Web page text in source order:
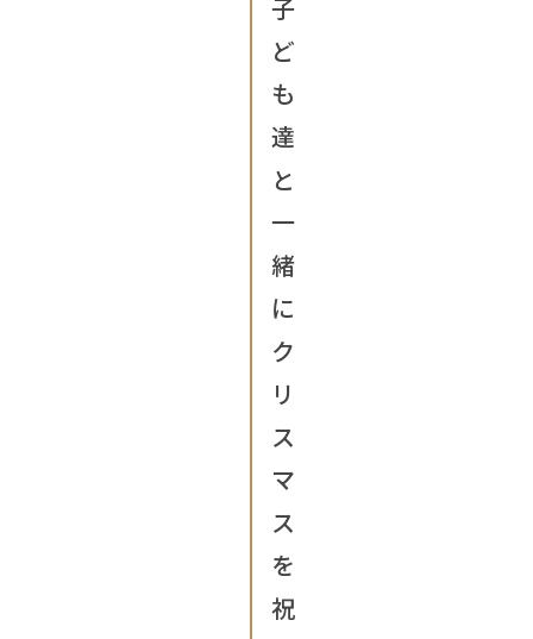
子
ど
も
達
と
一
緒
に
ク
リ
ス
マ
ス
を
祝